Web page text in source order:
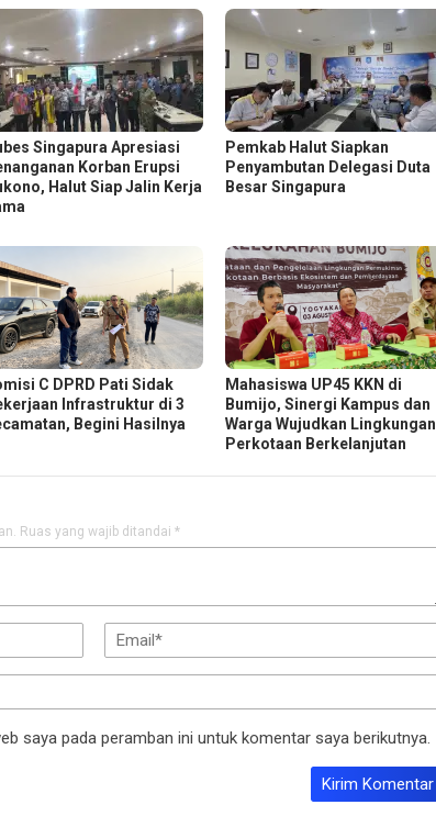
Singapura Apresiasi
Korban Erupsi
Halut Siap Jalin Kerja
Pemkab Halut Siapkan
Penyambutan Delegasi Duta
Besar Singapura
C DPRD Pati Sidak
Infrastruktur di 3
Begini Hasilnya
Mahasiswa UP45 KKN di
Bumijo, Sinergi Kampus dan
Warga Wujudkan Lingkungan
Perkotaan Berkelanjutan
Ruas yang wajib ditandai *
saya pada peramban ini untuk komentar saya berikutnya.